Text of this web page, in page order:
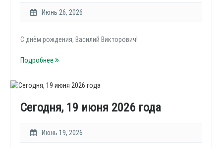
Июнь 26, 2026
С днём рождения, Василий Викторович!
Подробнее
Сегодня, 19 июня 2026 года
Июнь 19, 2026